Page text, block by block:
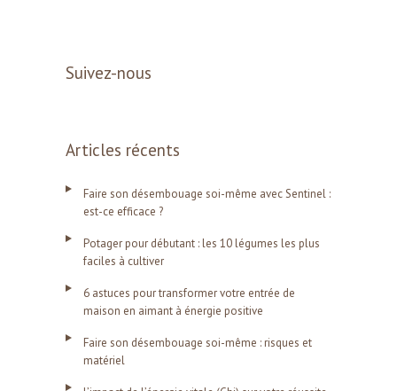
Suivez-nous
Articles récents
Faire son désembouage soi-même avec Sentinel :
est-ce efficace ?
Potager pour débutant : les 10 légumes les plus
faciles à cultiver
6 astuces pour transformer votre entrée de
maison en aimant à énergie positive
Faire son désembouage soi-même : risques et
matériel